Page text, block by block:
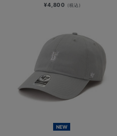
¥4,800 (税込)
NEW